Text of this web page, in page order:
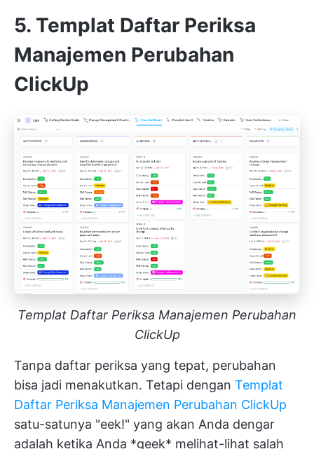
5. Templat Daftar Periksa
Manajemen Perubahan
ClickUp
Templat Daftar Periksa Manajemen Perubahan
ClickUp
Tanpa daftar periksa yang tepat, perubahan
bisa jadi menakutkan. Tetapi dengan Templat
Daftar Periksa Manajemen Perubahan ClickUp
satu-satunya "eek!" yang akan Anda dengar
adalah ketika Anda *geek* melihat-lihat salah